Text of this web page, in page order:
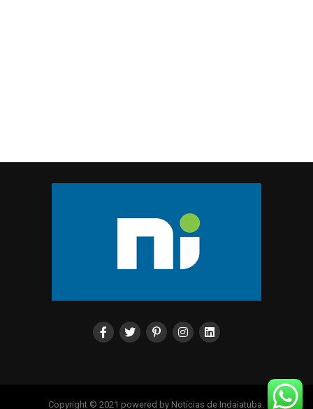
Copyright © 2021 powered by Notícias de Indaiatuba.